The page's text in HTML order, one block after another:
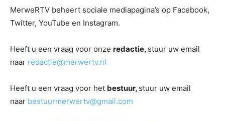
MerweRTV beheert sociale mediapagina’s op Facebook,
Twitter, YouTube en Instagram.
Heeft u een vraag voor onze redactie, stuur uw email
naar redactie@merwertv.nl
Heeft u een vraag voor het bestuur, stuur uw email
naar bestuurmerwertv@gmail.com